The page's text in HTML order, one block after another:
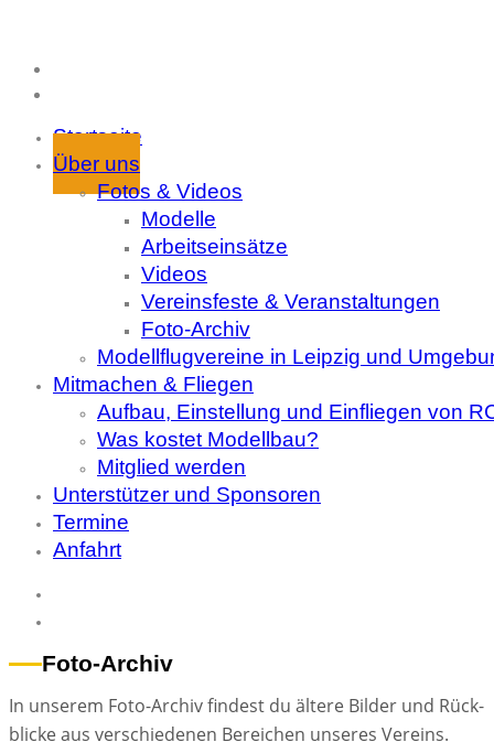
Startseite
Über uns
Fotos & Videos
Modelle
Arbeitseinsätze
Videos
Vereinsfeste & Veranstaltungen
Foto-Archiv
Modellflugvereine in Leipzig und
Mitmachen & Fliegen
Aufbau, Einstellung und Einfliegen von
Was kostet Modellbau?
Mitglied werden
Unterstützer und Sponsoren
Termine
Anfahrt
Foto-Archiv
In un­se­rem Foto-Ar­chiv fin­dest du äl­te­re Bil­der und Rück­
bli­cke aus ver­schie­de­nen Be­rei­chen un­se­res Ver­eins.